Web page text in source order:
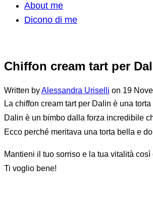
About me
Dicono di me
Chiffon cream tart per
Written byAlessandra Uriselli on 19
La chiffon cream tart per Dalin è una
Dalin è un bimbo dalla forza incredibile
Ecco perché meritava una torta bella e
Mantieni il tuo sorriso e la tua vitalità così
Ti voglio bene!